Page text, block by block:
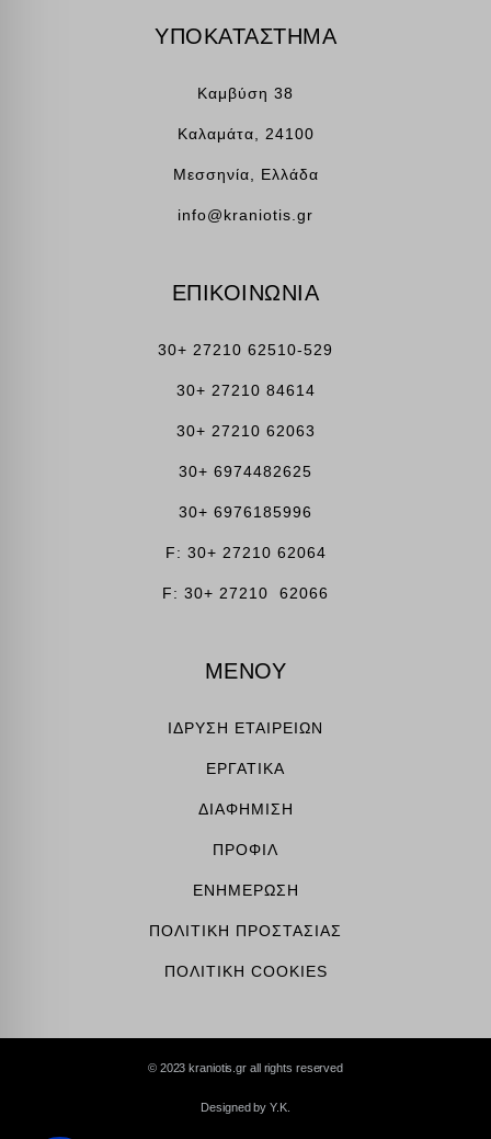
ΥΠΟΚΑΤΑΣΤΗΜΑ
Καμβύση 38
Καλαμάτα, 24100
Μεσσηνία, Ελλάδα
info@kraniotis.gr
ΕΠΙΚΟΙΝΩΝΙΑ
30+ 27210 62510-529
30+ 27210 84614
30+ 27210 62063
30+ 6974482625
30+ 6976185996
F: 30+ 27210 62064
F: 30+ 27210 62066
ΜΕΝΟΥ
ΙΔΡΥΣΗ ΕΤΑΙΡΕΙΩΝ
ΕΡΓΑΤΙΚΑ
ΔΙΑΦΗΜΙΣΗ
ΠΡΟΦΙΛ
ΕΝΗΜΕΡΩΣΗ
ΠΟΛΙΤΙΚΗ ΠΡΟΣΤΑΣΙΑΣ
ΠΟΛΙΤΙΚΗ COOKIES
© 2023 kraniotis.gr all rights reserved
Designed by Y.K.